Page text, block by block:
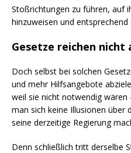
Stoßrichtungen zu führen, auf
hinzuweisen und entsprechend
Gesetze reichen nicht
Doch selbst bei solchen
und mehr Hilfsangebote
weil sie nicht notwendig
man sich keine Illusionen über
seine derzeitige Regierung
Denn schließlich tritt derselbe